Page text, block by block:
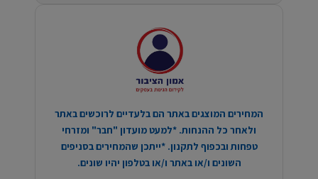
המחירים המוצגים באתר הם בלעדיים לרוכשים באתר
ולאחר כל ההנחות. *למעט מועדון "חבר" ומזרחי
טפחות ובכפוף לתקנון. *ייתכן שהמחירים בסניפים
השונים ו/או באתר ו/או בטלפון יהיו שונים.